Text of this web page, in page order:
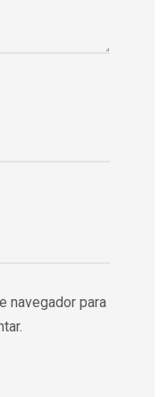
navegador para